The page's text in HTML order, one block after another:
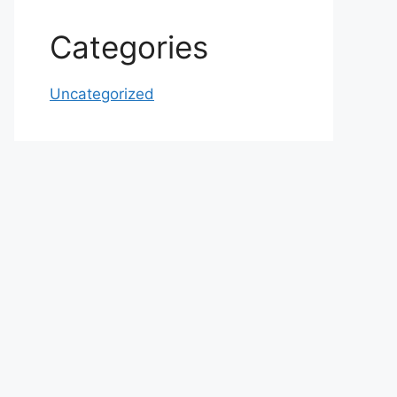
Categories
Uncategorized